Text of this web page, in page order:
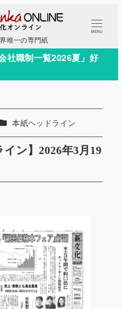
唯一の専門紙
MENU
社職制一覧2026夏」好
イン】2026年3月19
テゴリー
本紙ヘッドライン